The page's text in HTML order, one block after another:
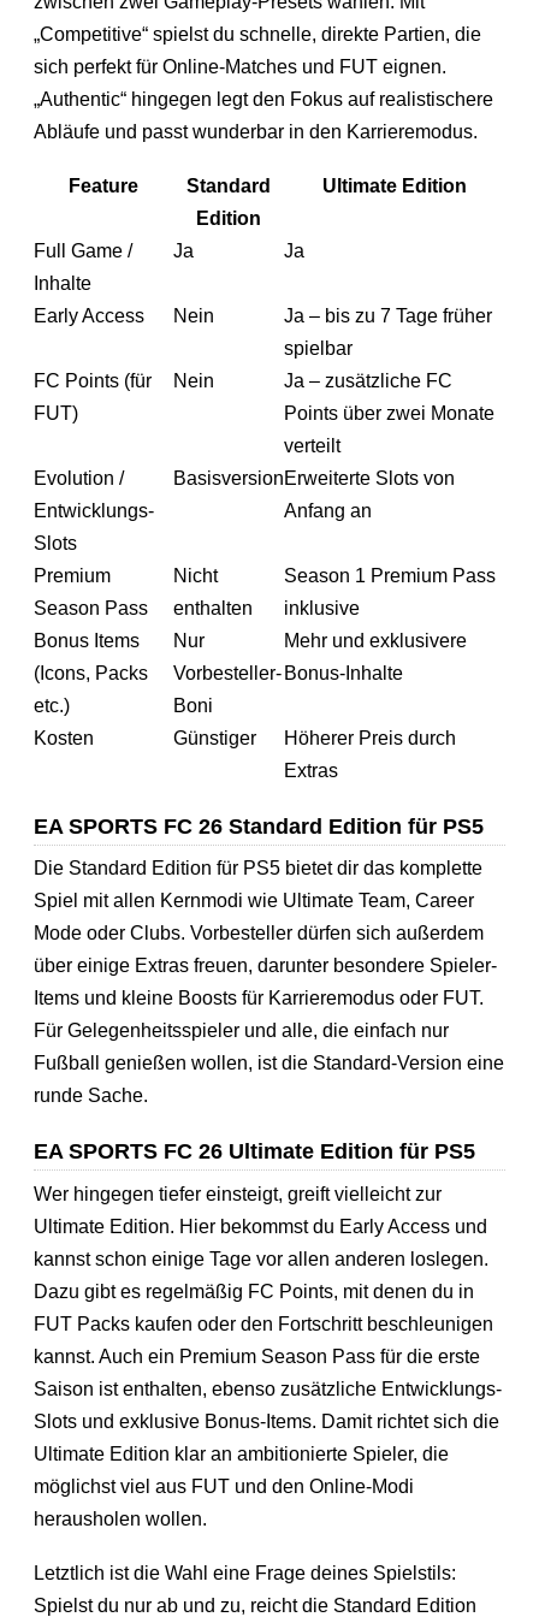
„Competitive“ spielst du schnelle, direkte Partien, die
sich perfekt für Online-Matches und FUT eignen.
„Authentic“ hingegen legt den Fokus auf realistischere
Abläufe und passt wunderbar in den Karrieremodus.
Feature
Standard
Edition
Ultimate Edition
Full Game /
Inhalte
Ja Ja
Early Access Nein
Ja – bis zu 7 Tage früher
spielbar
FC Points (für
FUT)
Nein
Ja – zusätzliche FC
Points über zwei Monate
verteilt
Evolution /
Entwicklungs-
Slots
BasisversionErweiterte Slots von
Anfang an
Premium
Season Pass
Nicht
enthalten
Season 1 Premium Pass
inklusive
Bonus Items
(Icons, Packs
etc.)
Nur
Vorbesteller-
Boni
Mehr und exklusivere
Bonus-Inhalte
Kosten Günstiger
Höherer Preis durch
Extras
EA SPORTS FC 26 Standard Edition für PS5
Die Standard Edition für PS5 bietet dir das komplette
Spiel mit allen Kernmodi wie Ultimate Team, Career
Mode oder Clubs. Vorbesteller dürfen sich außerdem
über einige Extras freuen, darunter besondere Spieler-
Items und kleine Boosts für Karrieremodus oder FUT.
Für Gelegenheitsspieler und alle, die einfach nur
Fußball genießen wollen, ist die Standard-Version eine
runde Sache.
EA SPORTS FC 26 Ultimate Edition für PS5
Wer hingegen tiefer einsteigt, greift vielleicht zur
Ultimate Edition. Hier bekommst du Early Access und
kannst schon einige Tage vor allen anderen loslegen.
Dazu gibt es regelmäßig FC Points, mit denen du in
FUT Packs kaufen oder den Fortschritt beschleunigen
kannst. Auch ein Premium Season Pass für die erste
Saison ist enthalten, ebenso zusätzliche Entwicklungs-
Slots und exklusive Bonus-Items. Damit richtet sich die
Ultimate Edition klar an ambitionierte Spieler, die
möglichst viel aus FUT und den Online-Modi
herausholen wollen.
Letztlich ist die Wahl eine Frage deines Spielstils:
Spielst du nur ab und zu, reicht die Standard Edition